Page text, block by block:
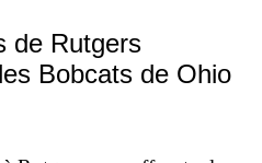
de Rutgers
Bobcats de Ohio